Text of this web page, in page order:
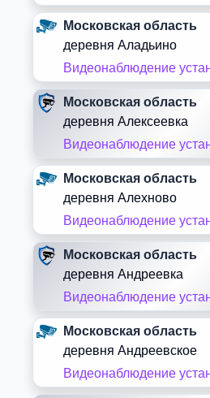
Московская область
деревня Аладьино
Видеонаблюдение
Московская область
деревня Алексеевка
Видеонаблюдение
Московская область
деревня Алехново
Видеонаблюдение
Московская область
деревня Андреевка
Видеонаблюдение
Московская область
деревня Андреевское
Видеонаблюдение